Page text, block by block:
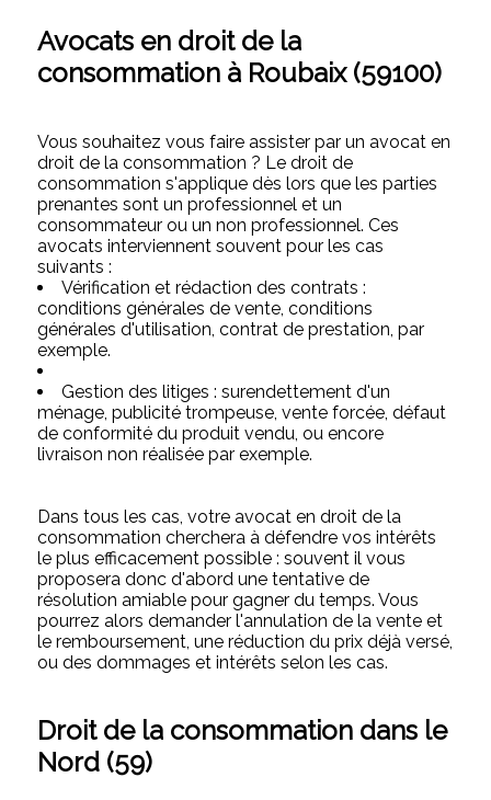
Avocats en droit de la
consommation à Roubaix (59100)
Vous souhaitez vous faire assister par un avocat en
droit de la consommation ? Le droit de
consommation s'applique dès lors que les parties
prenantes sont un professionnel et un
consommateur ou un non professionnel. Ces
avocats interviennent souvent pour les cas
suivants :
Vérification et rédaction des contrats :
conditions générales de vente, conditions
générales d'utilisation, contrat de prestation, par
exemple.
Gestion des litiges : surendettement d'un
ménage, publicité trompeuse, vente forcée, défaut
de conformité du produit vendu, ou encore
livraison non réalisée par exemple.
Dans tous les cas, votre avocat en droit de la
consommation cherchera à défendre vos intérêts
le plus efficacement possible : souvent il vous
proposera donc d'abord une tentative de
résolution amiable pour gagner du temps. Vous
pourrez alors demander l'annulation de la vente et
le remboursement, une réduction du prix déjà versé,
ou des dommages et intérêts selon les cas.
Droit de la consommation dans le
Nord (59)